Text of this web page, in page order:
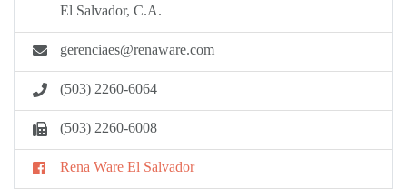
El Salvador, C.A.
gerenciaes@renaware.com
(503) 2260-6064
(503) 2260-6008
Rena Ware El Salvador